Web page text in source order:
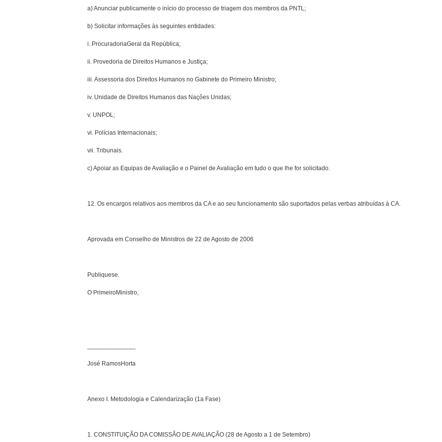
a) Anunciar publicamente o início do processo de triagem dos membros da PNTL;
b) Solicitar informações às seguintes entidades:
i. Procuradoria­Geral da República;
ii. Provedoria de Direitos Humanos e Justiça;
iii. Assessoria dos Direitos Humanos no Gabinete do Primeiro Ministro;
iv. Unidade de Direitos Humanos das Nações Unidas;
v. UNPOL;
vi. Polícias Internacionais;
vii. Tribunais.
c) Apoiar as Equipas de Avaliação e o Painel de Avaliação em tudo o que lhe for solicitado.
12. Os encargos relativos aos membros da CA e ao seu funcio­namento são suportados pelas verbas atribuídas à CA.
Aprovada em Conselho de Ministros de 22 de Agosto de 2006
Publique­se.
O Primeiro­Ministro,
José Ramos­Horta
Anexo I. ­Metodologia e Calendarização (1a Fase)
1. CONSTITUIÇÃO DA COMISSÃO DE AVALIAÇÃO (28 de Agosto a 1 de Setembro)